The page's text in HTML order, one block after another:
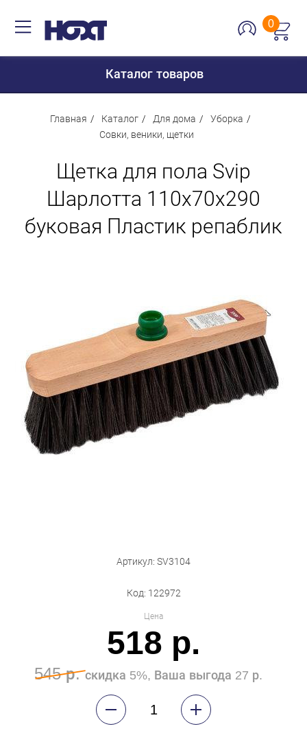
0
Каталог товаров
Для кухни
Сантехника
Для дачи и отдыха
Обувь для дома и дачи
Акции
Главная Каталог Для дома
Уборка
Совки, веники, щетки
Щетка для пола Svip
Шарлотта 110х70х290
буковая Пластик репаблик
Артикул: SV3104
Код: 122972
Цена
518 р.
545 р.скидка 5%, Ваша выгода 27 р.